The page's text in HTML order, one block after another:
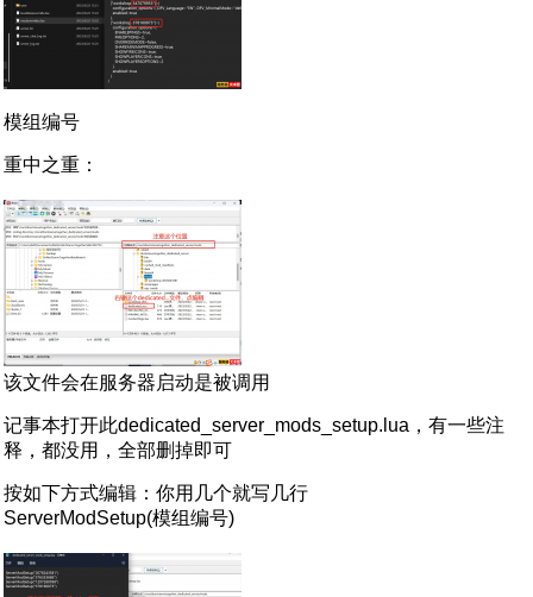
模组编号
重中之重：
该文件会在服务器启动是被调用
记事本打开此dedicated_server_mods_setup.lua，有一些注
释，都没用，全部删掉即可
按如下方式编辑：你用几个就写几行
ServerModSetup(模组编号)